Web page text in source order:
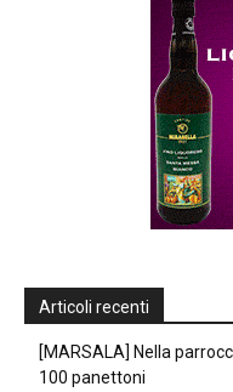
Articoli recenti
[MARSALA] Nella
100 panettoni